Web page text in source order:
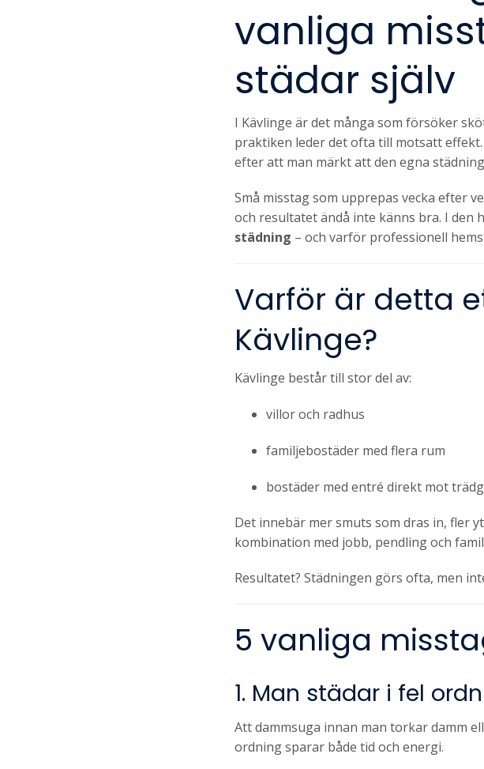
vanliga
städar själv
I Kävlinge är det många som försöker
praktiken leder det ofta till motsatt effekt.
efter att man märkt att den egna
Små misstag som upprepas vecka efter
och resultatet ändå inte känns bra. I den
städning – och varför professionell
Varför är detta
Kävlinge?
Kävlinge består till stor del av:
villor och radhus
familjebostäder med flera rum
bostäder med entré direkt mot
Det innebär mer smuts som dras in, fler
kombination med jobb, pendling och
Resultatet? Städningen görs ofta, men
5 vanliga
1. Man städar i fel
Att dammsuga innan man torkar damm
ordning sparar både tid och energi.